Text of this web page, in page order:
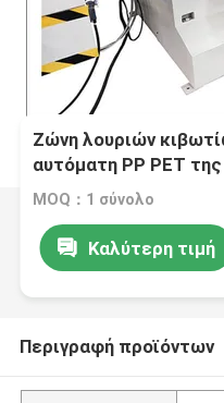
Ζώνη λουριών
αυτόματη PP PET
τις μηχανές
MOQ：1 σύνολο
Καλύτερη τιμή
Περιγραφή προϊόντων